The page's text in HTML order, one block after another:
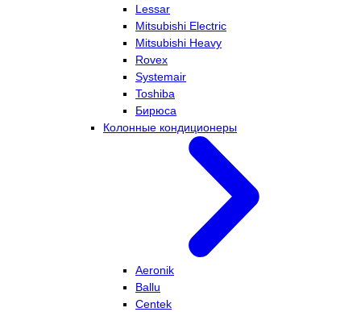
Lessar
Mitsubishi Electric
Mitsubishi Heavy
Rovex
Systemair
Toshiba
Бирюса
Колонные кондиционеры
Aeronik
Ballu
Centek